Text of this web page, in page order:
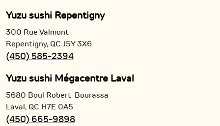
Yuzu sushi Repentigny
300 Rue Valmont
Repentigny, QC J5Y 3X6
(450) 585-2394
Yuzu sushi Mégacentre Laval
5680 Boul Robert-Bourassa
Laval, QC H7E 0A5
(450) 665-9898